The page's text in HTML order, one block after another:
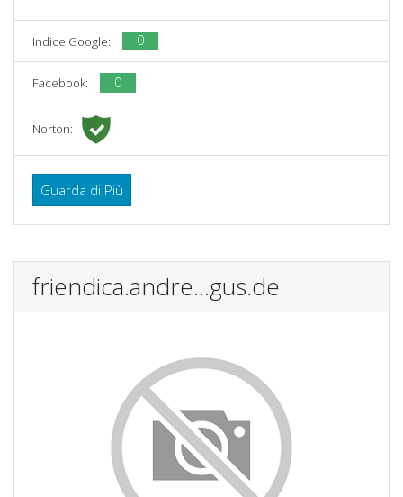
Indice Google: 0
Facebook: 0
Norton:
Guarda di Più
friendica.andre...gus.de